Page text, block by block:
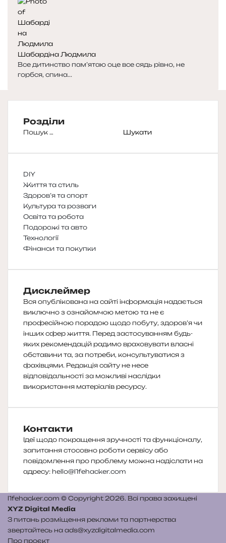
Шабардіна Людмила
Все дитинство пам’ятаю оце все сядь рівно, не
горбся, спина...
Розділи
Пошук:
DIY
Життя та стиль
Здоров’я та спорт
Культура та розваги
Освіта та робота
Подорожі та авто
Технології
Фінанси та покупки
Дисклеймер
Вся опублікована на сайті інформація надається
виключно з ознайомчою метою та не є
професійною порадою щодо побуту, здоров’я чи
інших сфер життя. Перед застосуванням будь-
яких рекомендацій радимо враховувати власні
обставини та, за потреби, консультуватися з
фахівцями. Редакція сайту не несе
відповідальності за можливі наслідки
використання матеріалів ресурсу.
Контакти
Ідеї щодо покращення зручності та функціоналу,
запитання стосовно роботи сервісу або
повідомлення про проблему можна надіслати на
адресу: hello@l1fehacker.com
l1fehacker.com © Copyright 2026. Всі права захищені
XYZ Digital Media
З питань розміщення реклами та партнерства
звертайтесь на ads@xyzdigitalmedia.com
Про проєкт